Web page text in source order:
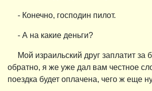
- Конечно, господин пилот.
- А на какие деньги?
Мой израильский друг заплатит за
обратно, я же уже дал вам честное
поездка будет оплачена, чего ж еще